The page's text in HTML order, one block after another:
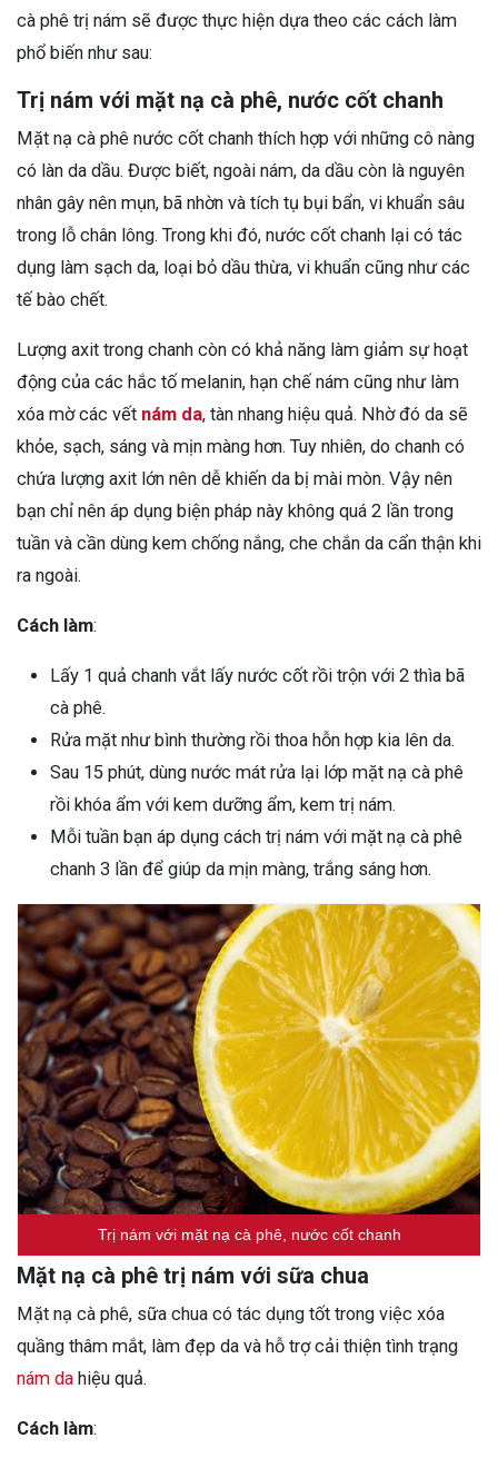
cà phê trị nám sẽ được thực hiện dựa theo các cách làm
phổ biến như sau:
Trị nám với mặt nạ cà phê, nước cốt chanh
Mặt nạ cà phê nước cốt chanh thích hợp với những cô nàng
có làn da dầu. Được biết, ngoài nám, da dầu còn là nguyên
nhân gây nên mụn, bã nhờn và tích tụ bụi bẩn, vi khuẩn sâu
trong lỗ chân lông. Trong khi đó, nước cốt chanh lại có tác
dụng làm sạch da, loại bỏ dầu thừa, vi khuẩn cũng như các
tế bào chết.
Lượng axit trong chanh còn có khả năng làm giảm sự hoạt
động của các hắc tố melanin, hạn chế nám cũng như làm
xóa mờ các vết nám da, tàn nhang hiệu quả. Nhờ đó da sẽ
khỏe, sạch, sáng và mịn màng hơn. Tuy nhiên, do chanh có
chứa lượng axit lớn nên dễ khiến da bị mài mòn. Vậy nên
bạn chỉ nên áp dụng biện pháp này không quá 2 lần trong
tuần và cần dùng kem chống nắng, che chắn da cẩn thận khi
ra ngoài.
Cách làm:
Lấy 1 quả chanh vắt lấy nước cốt rồi trộn với 2 thìa bã
cà phê.
Rửa mặt như bình thường rồi thoa hỗn hợp kia lên da.
Sau 15 phút, dùng nước mát rửa lại lớp mặt nạ cà phê
rồi khóa ẩm với kem dưỡng ẩm, kem trị nám.
Mỗi tuần bạn áp dụng cách trị nám với mặt nạ cà phê
chanh 3 lần để giúp da mịn màng, trắng sáng hơn.
Trị nám với mặt nạ cà phê, nước cốt chanh
Mặt nạ cà phê trị nám với sữa chua
Mặt nạ cà phê, sữa chua có tác dụng tốt trong việc xóa
quầng thâm mắt, làm đẹp da và hỗ trợ cải thiện tình trạng
nám da hiệu quả.
Cách làm: